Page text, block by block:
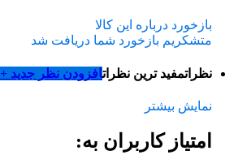
بازخورد درباره این کالا
متشکریم بازخورد شما دریافت شد
نظراتمفید ترین نظراتافزودن نظر جدید +
نمایش بیشتر
امتیاز کاربران به: